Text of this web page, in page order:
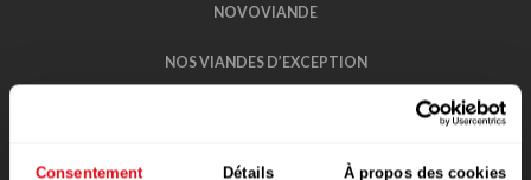
Consentement Détails À propos des cookies
NOVOVIANDE
NOS VIANDES D’EXCEPTION
PROMOTIONS